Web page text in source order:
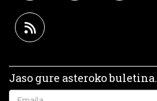
Jaso gure asteroko buletina.